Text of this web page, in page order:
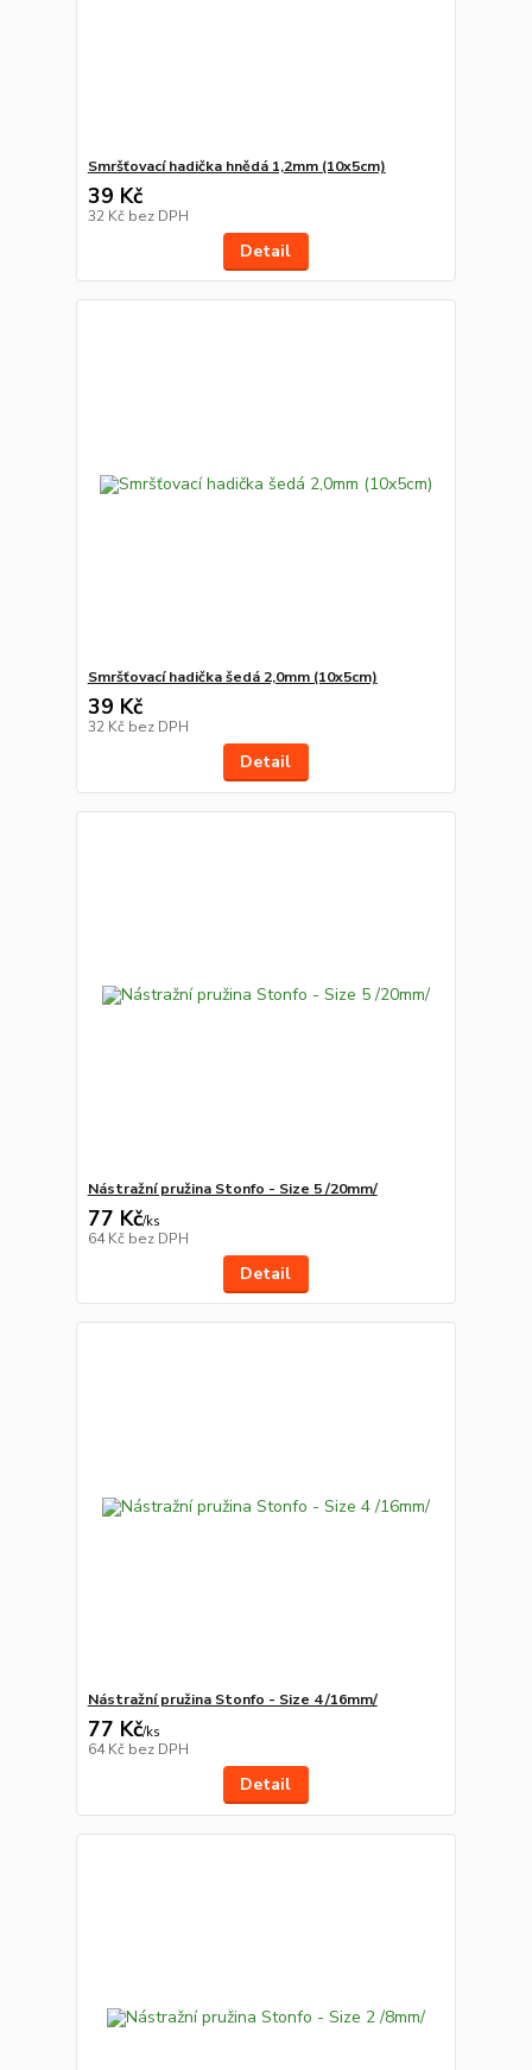
Smršťovací hadička hnědá 1,2mm (10x5cm)
39 Kč
32 Kč bez DPH
Detail
Smršťovací hadička šedá 2,0mm (10x5cm)
39 Kč
32 Kč bez DPH
Detail
Nástražní pružina Stonfo - Size 5 /20mm/
77 Kč/ks
64 Kč bez DPH
Detail
Nástražní pružina Stonfo - Size 4 /16mm/
77 Kč/ks
64 Kč bez DPH
Detail